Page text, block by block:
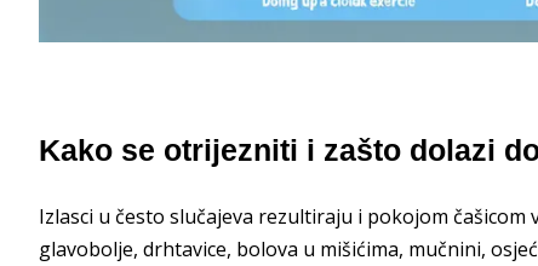
Kako se otrijezniti i zašto dolazi
Izlasci u često slučajeva rezultiraju i pokojom čašicom
glavobolje, drhtavice, bolova u mišićima, mučnini,